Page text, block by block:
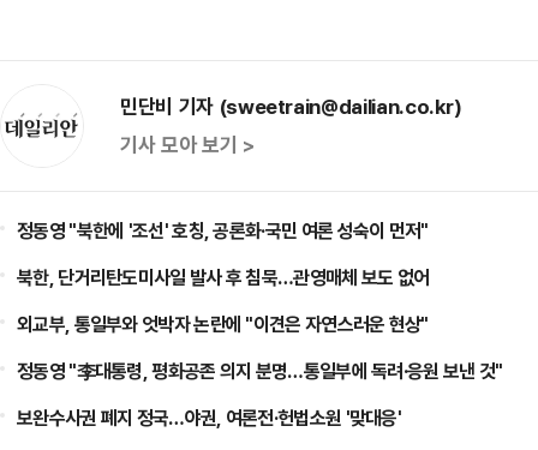
민단비 기자 (sweetrain@dailian.co.kr)
기사 모아 보기 >
정동영 "북한에 '조선' 호칭, 공론화·국민 여론 성숙이 먼저"
북한, 단거리탄도미사일 발사 후 침묵…관영매체 보도 없어
외교부, 통일부와 엇박자 논란에 "이견은 자연스러운 현상"
정동영 "李대통령, 평화공존 의지 분명…통일부에 독려·응원 보낸 것"
보완수사권 폐지 정국…야권, 여론전·헌법소원 '맞대응'